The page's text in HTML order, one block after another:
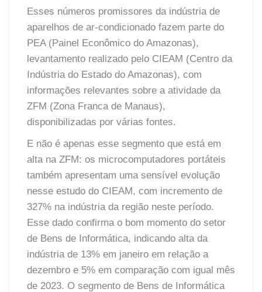
Esses números promissores da indústria de
aparelhos de ar-condicionado fazem parte do
PEA (Painel Econômico do Amazonas),
levantamento realizado pelo CIEAM (Centro da
Indústria do Estado do Amazonas), com
informações relevantes sobre a atividade da
ZFM (Zona Franca de Manaus),
disponibilizadas por várias fontes.
E não é apenas esse segmento que está em
alta na ZFM: os microcomputadores portáteis
também apresentam uma sensível evolução
nesse estudo do CIEAM, com incremento de
327% na indústria da região neste período.
Esse dado confirma o bom momento do setor
de Bens de Informática, indicando alta da
indústria de 13% em janeiro em relação a
dezembro e 5% em comparação com igual mês
de 2023. O segmento de Bens de Informática